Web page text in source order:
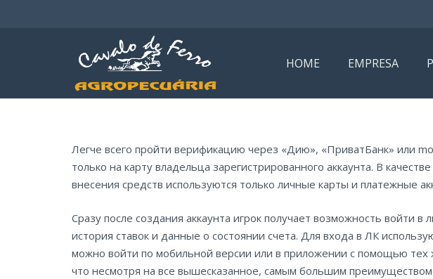
HOME EMPRESA
Легче всего пройти верификацию через «Дию», «ПриватБанк» или
только на карту владельца зарегистрированного аккаунта. В
внесения средств используются только личные карты и платежные
Сразу после создания аккаунта игрок получает возможность войти
история ставок и данные о состоянии счета. Для входа в ЛК
можно войти по мобильной версии или в приложении с помощью
что несмотря на все вышесказанное, самым большим